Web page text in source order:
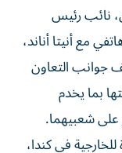
نائب رئيس
مع أنيتا أناند،
جوانب التعاون
بما يخدم
على شعبيهما.
للخارجية في كندا،